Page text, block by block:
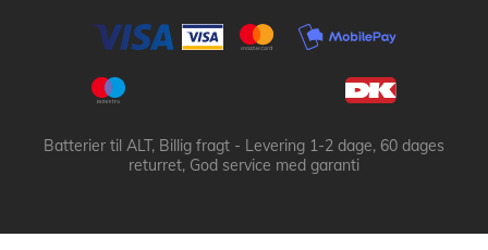
Batterier til ALT, Billig fragt - Levering 1-2 dage, 60 dages
returret, God service med garanti